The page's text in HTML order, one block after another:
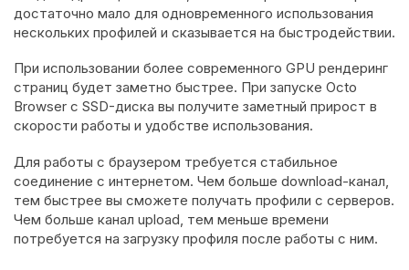
достаточно мало для одновременного использования
нескольких профилей и сказывается на быстродействии.
При использовании более современного GPU рендеринг
страниц будет заметно быстрее. При запуске Octo
Browser с SSD-диска вы получите заметный прирост в
скорости работы и удобстве использования.
Для работы с браузером требуется стабильное
соединение с интернетом. Чем больше download-канал,
тем быстрее вы сможете получать профили с серверов.
Чем больше канал upload, тем меньше времени
потребуется на загрузку профиля после работы с ним.